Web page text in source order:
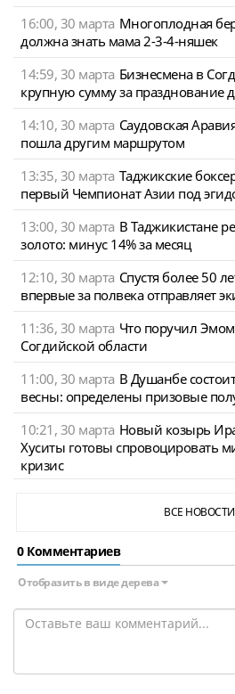
16:00, 30 марта Многоплодная
должна знать мама 2-3-4-няшек
14:59, 30 марта Бизнесмена в
крупную сумму за празднование
14:10, 30 марта Саудовская
пошла другим маршрутом
13:35, 30 марта Таджикские
первый Чемпионат Азии под
13:00, 30 марта В Таджикистане
золото: минус 14% за месяц
12:10, 30 марта Спустя более 50
впервые за полвека отправляет
11:36, 30 марта Что поручил
Согдийской области
11:00, 30 марта В Душанбе
весны: определены призовые
10:21, 30 марта Новый козырь
Хуситы готовы спровоцировать
кризис
ВСЕ НОВОСТИ
0 Комментариев
Отобразить в виде дерева